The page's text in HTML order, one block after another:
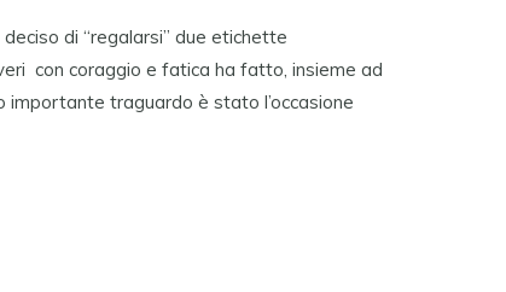
di “regalarsi” due etichette
con coraggio e fatica ha fatto, insieme ad
traguardo è stato l’occasione